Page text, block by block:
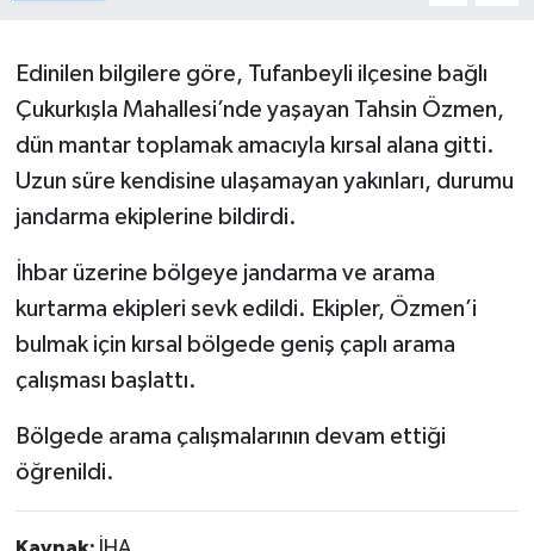
Edinilen bilgilere göre, Tufanbeyli ilçesine bağlı
Çukurkışla Mahallesi’nde yaşayan Tahsin Özmen,
dün mantar toplamak amacıyla kırsal alana gitti.
Uzun süre kendisine ulaşamayan yakınları, durumu
jandarma ekiplerine bildirdi.
İhbar üzerine bölgeye jandarma ve arama
kurtarma ekipleri sevk edildi. Ekipler, Özmen’i
bulmak için kırsal bölgede geniş çaplı arama
çalışması başlattı.
Bölgede arama çalışmalarının devam ettiği
öğrenildi.